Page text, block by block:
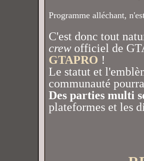
Programme alléchant,
C'est donc tout
crewofficiel de
GTAPRO !
Le statut et
communauté
Des parties multi
plateformes et les